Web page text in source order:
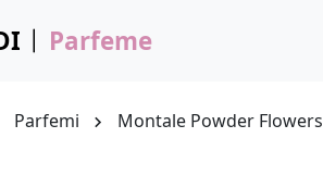
Parfeme
Parfemi Montale Powder Flowers